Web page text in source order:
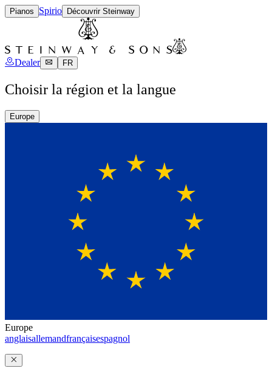
Pianos Spirio Découvrir Steinway
Dealer FR
Choisir la région et la langue
Europe
Europe
anglaisallemandfrançaisespagnol